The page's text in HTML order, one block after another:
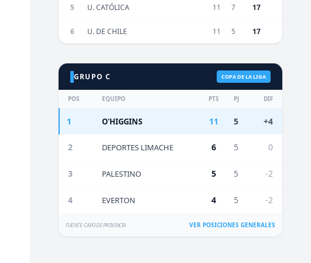
5 U. CATÓLICA 11 7 17
6 U. DE CHILE 11 5 17
GRUPO C COPA DE LA LIGA
POS EQUIPO PTS PJ DIF
1 O'HIGGINS 11 5 +4
2 DEPORTES LIMACHE 6 5 0
3 PALESTINO 5 5 -2
4 EVERTON 4 5 -2
FUENTE: CAPO DE PROVINCIA VER POSICIONES GENERALES